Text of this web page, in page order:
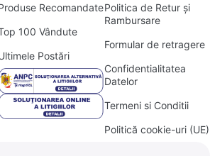
Recomandate
100 Vândute
Postări
Politica de Retur și
Rambursare
Formular de retragere
Confidentialitatea
Datelor
Termeni si Conditii
Politică cookie-uri (UE)